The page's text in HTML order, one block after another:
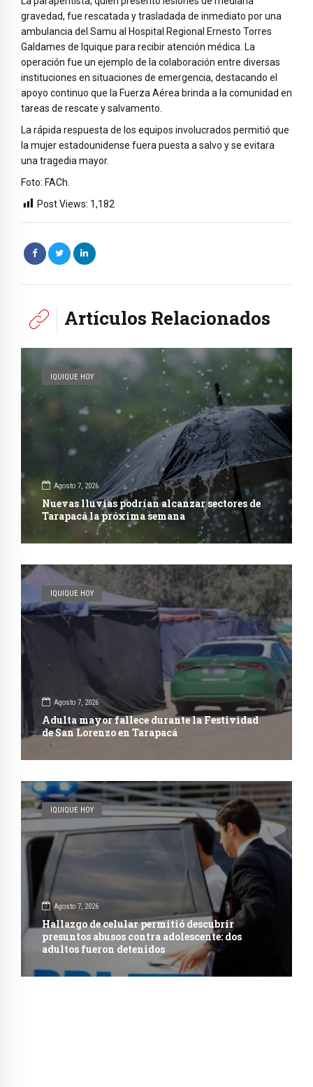
gravedad, fue rescatada y trasladada de inmediato por una
ambulancia del Samu al Hospital Regional Ernesto Torres
Galdames de Iquique para recibir atención médica. La
operación fue un ejemplo de la colaboración entre diversas
instituciones en situaciones de emergencia, destacando el
apoyo continuo que la Fuerza Aérea brinda a la comunidad en
tareas de rescate y salvamento.
La rápida respuesta de los equipos involucrados permitió que
la mujer estadounidense fuera puesta a salvo y se evitara
una tragedia mayor.
Foto: FACh.
Post Views: 1,182
Artículos Relacionados
IQUIQUE HOY
Agosto 7, 2026
Nuevas lluvias podrían alcanzar sectores de
Tarapacá la próxima semana
IQUIQUE HOY
Agosto 7, 2026
Adulta mayor fallece durante la Festividad
de San Lorenzo en Tarapacá
IQUIQUE HOY
Agosto 7, 2026
Hallazgo de celular permitió descubrir
presuntos abusos contra adolescente: dos
adultos fueron detenidos